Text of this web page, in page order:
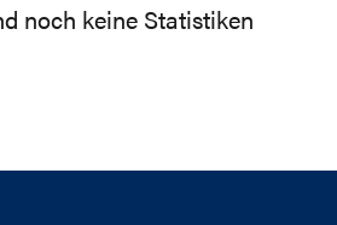
noch keine Statistiken